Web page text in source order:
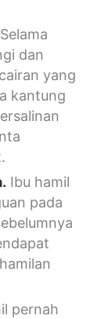
Selama
dan
yang
kantung
Ibu hamil
pada
pernah